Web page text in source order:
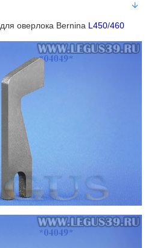
для оверлока Bernina L450/460